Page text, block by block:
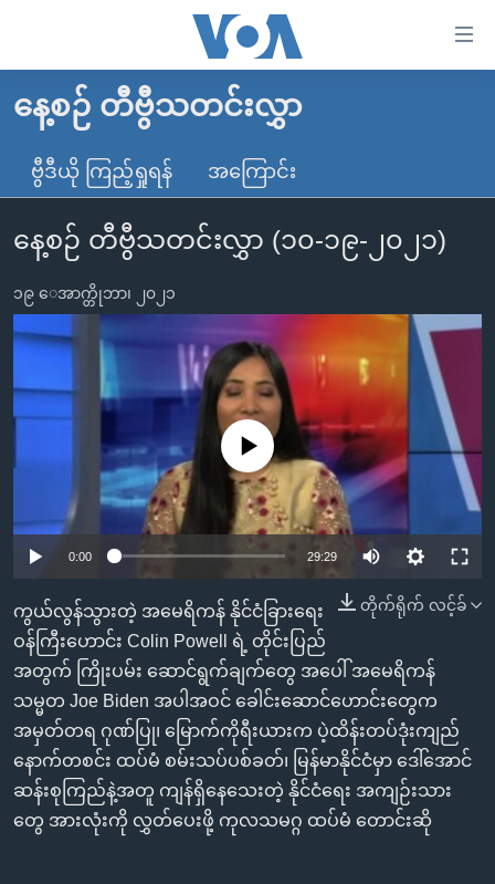
လွယ်ကူ
သည့်
များ
ပင်မ
အကြောင်းအရာ
ကြည့်
ပင်မ
ညွန်း
စာမျက်နှာ
ကျော်
ကြည့်
ရန်
ရှာဖွေ
ရန်
နေရာ
သို့
ကျော်
မူလစာမျက်နှာ
မြန်မာ
ကမ္ဘာ့သတင်းများ
နိုင်ငံတကာ
တရုတ်
အစ္စရေး-ပါလက်စတိုင်း
ဗွီဒီယို
ရပ်ဝန်းတခု လမ်းတခု အလွန်
အင်္ဂလိပ်စာလေ့လာမယ်
အမေရိကန်သုံးအီဒီယံ
မကြေးမုံရဲ့ အင်္ဂလိပ်စာ
ရုပ်ရှင်ထဲက အင်္ဂလိပ်စာ
သုတပဒေသာ အင်္ဂလိပ်စာ
အပတ်စဉ်ကဏ္ဍများ
ရေဒီယိုနှင့်ရုပ်သံ အချက်အလက်များ
ရေဒီယို/တီဗွီအစီအစဉ်
Learning English
ဘာသာစကားများ
နေ့စဉ် တီဗွီသတင်းလွှာ
ဗွီဒီယို ကြည့်ရှုရန် အကြောင်း
နေ့စဉ် တီဗွီသတင်းလွှာ (၁၀-၁၉-၂၀၂၁)
၁၉ ေအာက္တိုဘာ၊ ၂၀၂၁
No media source currently available
0:00 29:29
တိုက်ရိုက် လင့်ခ်
ကွယ်လွန်သွားတဲ့ အမေရိကန် နိုင်ငံခြားရေး
ဝန်ကြီးဟောင်း Colin Powell ရဲ့ တိုင်းပြည်
အတွက် ကြိုးပမ်း ဆောင်ရွက်ချက်တွေ အပေါ် အမေရိကန်
သမ္မတ Joe Biden အပါအဝင် ခေါင်းဆောင်ဟောင်းတွေက
အမှတ်တရ ဂုဏ်ပြု၊ မြောက်ကိုရီးယားက ပဲ့ထိန်းတပ်ဒုံးကျည်
နောက်တစင်း ထပ်မံ စမ်းသပ်ပစ်ခတ်၊ မြန်မာနိုင်ငံမှာ ဒေါ်အောင်
ဆန်းစုကြည်နဲ့အတူ ကျန်ရှိနေသေးတဲ့ နိုင်ငံရေး အကျဉ်းသား
တွေ အားလုံးကို လွှတ်ပေးဖို့ ကုလသမဂ္ဂ ထပ်မံ တောင်းဆို